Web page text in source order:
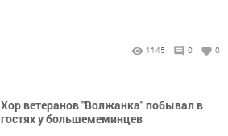
1145 0 0
Хор ветеранов "Волжанка" побывал в
гостях у большемеминцев